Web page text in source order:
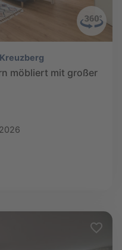
möbliert mit großer